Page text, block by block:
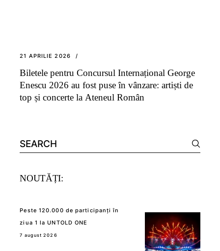
21 APRILIE 2026
Biletele pentru Concursul Internațional George
Enescu 2026 au fost puse în vânzare: artiști de
top și concerte la Ateneul Român
Search
for:
NOUTĂȚI:
Peste 120.000 de participanți în
ziua 1 la UNTOLD ONE
7 august 2026